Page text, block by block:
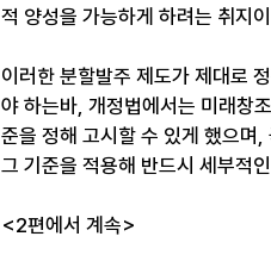
적 양성을 가능하게 하려는 취지
이러한 분할발주 제도가 제대로
야 하는바, 개정법에서는 미래창
준을 정해 고시할 수 있게 했으며,
그 기준을 적용해 반드시 세부적
<2편에서 계속>